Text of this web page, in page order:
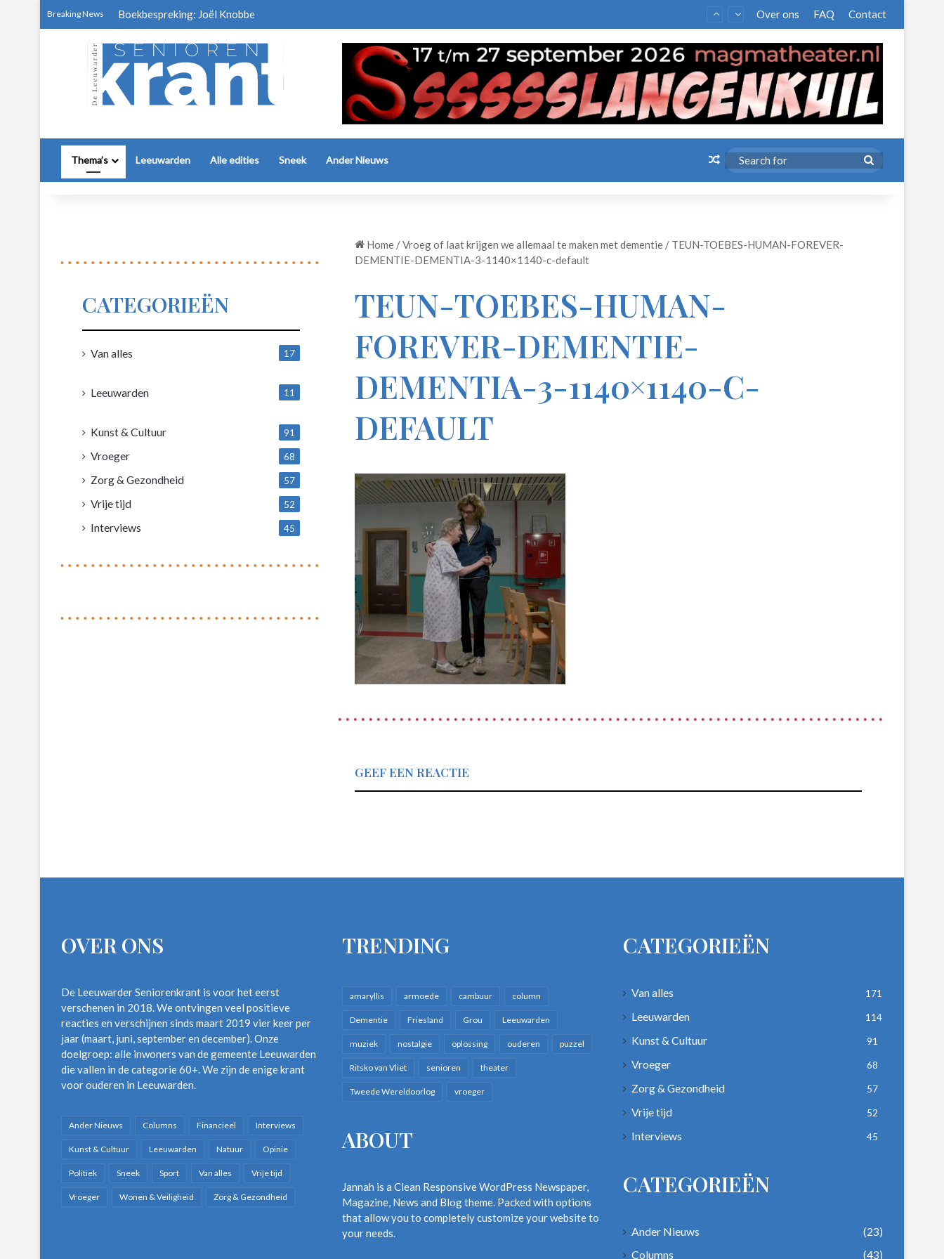
Breaking News Boekbespreking: Joël Knobbe Over ons FAQ Contact
Thema’s Leeuwarden Alle edities Sneek Ander Nieuws Random Article
for
Home /Vroeg of laat krijgen we allemaal te maken met dementie / TEUN-TOEBES-HUMAN-FOREVER-
DEMENTIE-DEMENTIA-3-1140×1140-c-default
TEUN-TOEBES-HUMAN-
FOREVER-DEMENTIE-
DEMENTIA-3-1140×1140-C-
DEFAULT
GEEF EEN REACTIE
CATEGORIEËN
Van alles
17
Leeuwarden
11
Kunst & Cultuur 91
Vroeger 68
Zorg & Gezondheid 57
Vrije tijd 52
Interviews 45
OVER ONS
De Leeuwarder Seniorenkrant is voor het eerst
verschenen in 2018. We ontvingen veel positieve
reacties en verschijnen sinds maart 2019 vier keer per
jaar (maart, juni, september en december). Onze
doelgroep: alle inwoners van de gemeente Leeuwarden
die vallen in de categorie 60+. We zijn de enige krant
voor ouderen in Leeuwarden.
Ander Nieuws Columns Financieel Interviews
Kunst & Cultuur Leeuwarden Natuur Opinie
Politiek Sneek Sport Van alles Vrije tijd
Vroeger Wonen & Veiligheid Zorg & Gezondheid
TRENDING
amaryllis armoede cambuur column
Dementie Friesland Grou Leeuwarden
muziek nostalgie oplossing ouderen puzzel
Ritsko van Vliet senioren theater
Tweede Wereldoorlog vroeger
ABOUT
Jannah is a Clean Responsive WordPress Newspaper,
Magazine, News and Blog theme. Packed with options
that allow you to completely customize your website to
your needs.
CATEGORIEËN
Van alles 171
Leeuwarden 114
Kunst & Cultuur 91
Vroeger 68
Zorg & Gezondheid 57
Vrije tijd 52
Interviews 45
CATEGORIEËN
Ander Nieuws
(23)
Columns
(43)